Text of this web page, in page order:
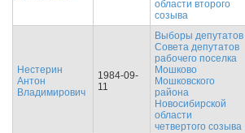
области второго
созыва
Нестерин
Антон
Владимирович
1984-09-
11
Выборы депутатов
Совета депутатов
рабочего поселка
Мошково
Мошковского
района
Новосибирской
области
четвертого созыва